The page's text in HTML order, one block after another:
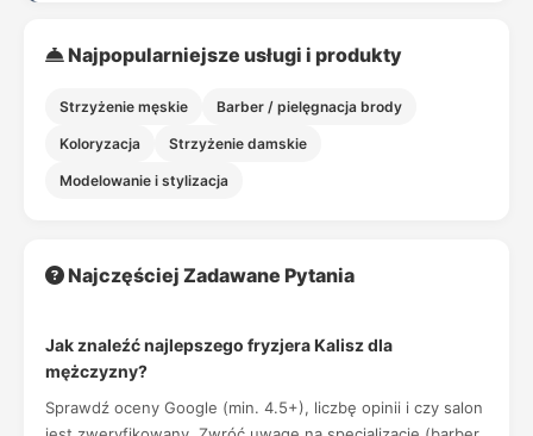
Najpopularniejsze usługi i produkty
Strzyżenie męskie Barber / pielęgnacja brody
Koloryzacja Strzyżenie damskie
Modelowanie i stylizacja
Najczęściej Zadawane Pytania
Jak znaleźć najlepszego fryzjera Kalisz dla
mężczyzny?
Sprawdź oceny Google (min. 4.5+), liczbę opinii i czy salon